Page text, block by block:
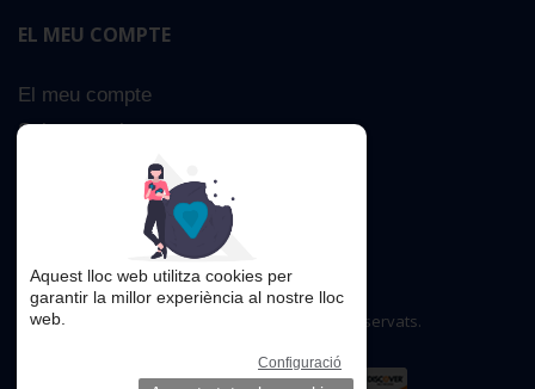
EL MEU COMPTE
El meu compte
Sobre nosaltres
Cerca Avançada
Copyright © 2016. Tots els drets reservats.
Aquest lloc web utilitza cookies per
garantir la millor experiència al nostre lloc
web.
Configuració